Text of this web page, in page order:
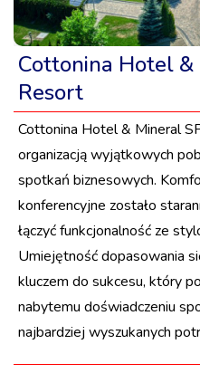
Cottonina Hotel &
Resort
Cottonina Hotel & Mineral
organizacją wyjątkowych
spotkań biznesowych.
konferencyjne zostało
łączyć funkcjonalność ze
Umiejętność dopasowania
kluczem do sukcesu, który
nabytemu doświadczeniu
najbardziej wyszukanych